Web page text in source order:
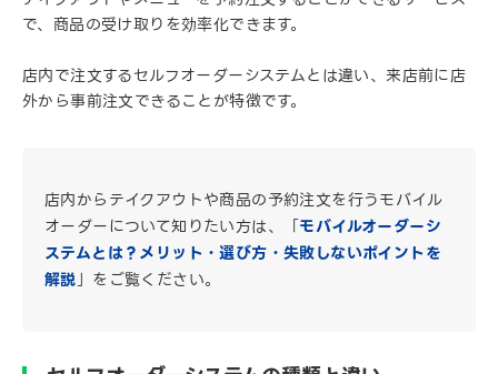
で、商品の受け取りを効率化できます。
店内で注文するセルフオーダーシステムとは違い、来店前に店
外から事前注文できることが特徴です。
店内からテイクアウトや商品の予約注文を行うモバイル
オーダーについて知りたい方は、「モバイルオーダーシ
ステムとは？メリット・選び方・失敗しないポイントを
解説」をご覧ください。